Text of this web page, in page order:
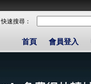
快速搜尋：
首頁 會員登入